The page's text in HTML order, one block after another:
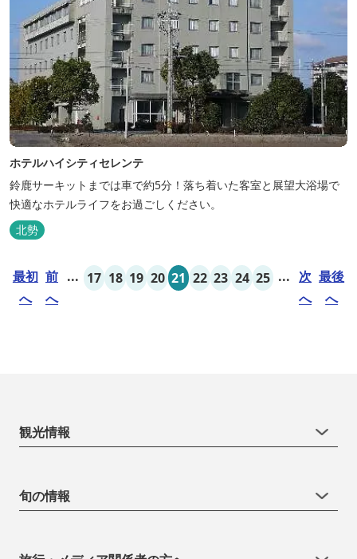
ホテルハイシティセレンテ
鈴鹿サーキットまでは車で約5分！落ち着いた客室と展望大浴場で
快適なホテルライフをお過ごしください。
北勢
最初
へ
前
へ
... 17 18 19 20 21 22 23 24 25 ... 次
へ
最後
へ
観光情報
旬の情報